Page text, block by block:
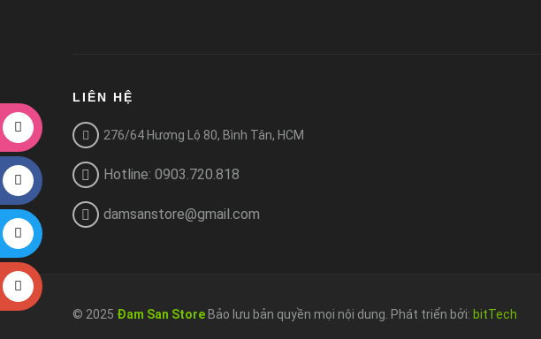
LIÊN HỆ
276/64 Hương Lộ 80, Bình Tân, HCM
Hotline: 0903.720.818
damsanstore@gmail.com
© 2025 Đam San Store Bảo lưu bản quyền mọi nội dung. Phát triển bởi: bitTech